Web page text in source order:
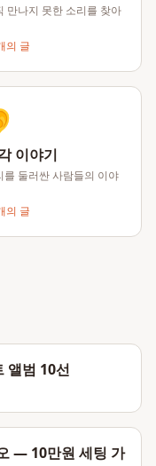
만나지 못한 소리를 찾아
의 글
이야기
를 둘러싼 사람들의 이야
의 글
앨범 10선
— 10만원 세팅 가